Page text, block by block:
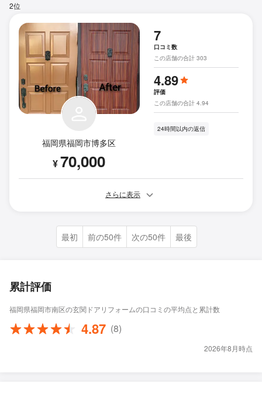
2位
福岡県福岡市博多区
¥70,000
7
口コミ数
この店舗の合計 303
4.89
評価
この店舗の合計 4.94
24時間以内の返信
さらに表示
最初 前の50件 次の50件 最後
累計評価
福岡県福岡市南区の玄関ドアリフォームの口コミの平均点と累計数
4.87 (8)
2026年8月時点